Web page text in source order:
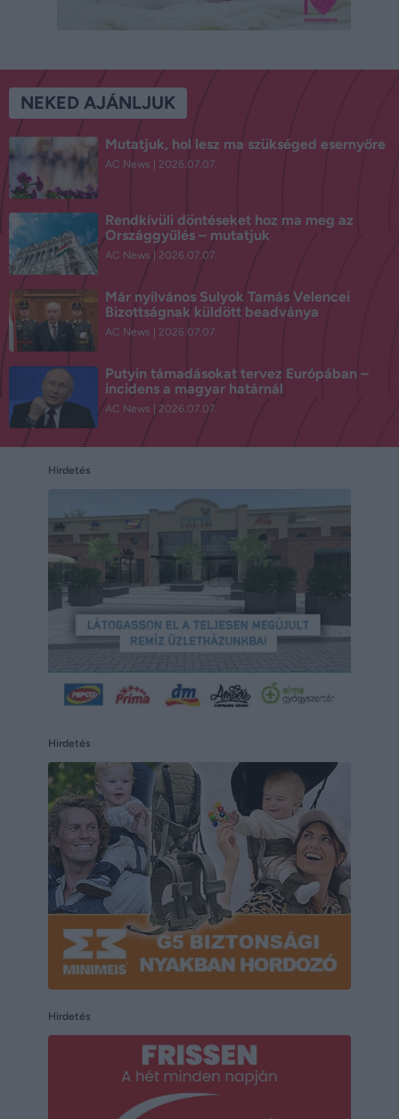
NEKED AJÁNLJUK
Mutatjuk, hol lesz ma szükséged esernyőre
AC News 2026.07.07.
Rendkívüli döntéseket hoz ma meg az
Országgyűlés – mutatjuk
AC News 2026.07.07.
Már nyilvános Sulyok Tamás Velencei
Bizottságnak küldött beadványa
AC News 2026.07.07.
Putyin támadásokat tervez Európában –
incidens a magyar határnál
AC News 2026.07.07.
Hirdetés
Hirdetés
Hirdetés